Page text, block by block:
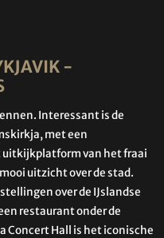
-
Interessant is de
met een
uitkijkplatform van het fraai
uitzicht over de stad.
over de IJslandse
restaurant onder de
Concert Hall is het iconische